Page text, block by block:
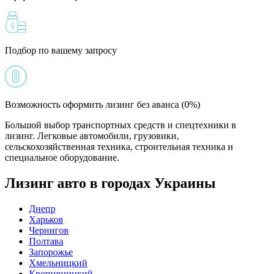
Подбор по вашему запросу
Возможность оформить лизинг без аванса (0%)
Большой выбор транспортных средств и спецтехники в
лизинг. Легковые автомобили, грузовики,
сельскохозяйственная техника, строительная техника и
специальное оборудование.
Лизинг авто в городах Украины
Днепр
Харьков
Чернигов
Полтава
Запорожье
Хмельницкий